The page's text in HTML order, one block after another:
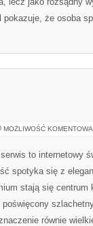
że osoba
MOŻLIWOŚĆ
to internetowy
spotyka się z
stają się centrum
poświęcony
równie